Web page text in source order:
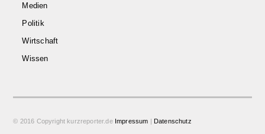
Medien
Politik
Wirtschaft
Wissen
© 2016 Copyright kurzreporter.de Impressum Datenschutz